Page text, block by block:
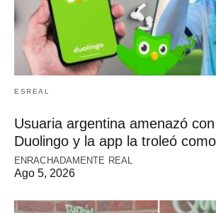
ESREAL
Usuaria argentina amenazó
Duolingo y la app la troleó
ENRACHADAMENTE REAL
Ago 5, 2026